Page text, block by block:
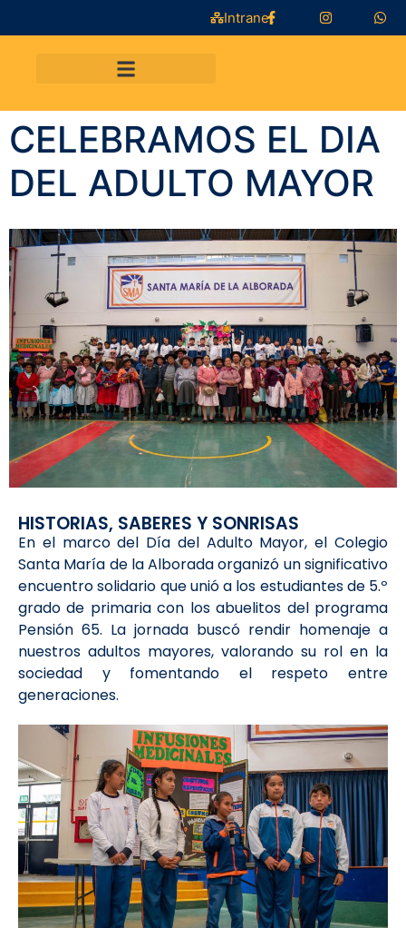
Intranet
CELEBRAMOS EL DIA
DEL ADULTO MAYOR
HISTORIAS, SABERES Y SONRISAS
En el marco del Día del Adulto Mayor, el Colegio
Santa María de la Alborada organizó un significativo
encuentro solidario que unió a los estudiantes de 5.º
grado de primaria con los abuelitos del programa
Pensión 65. La jornada buscó rendir homenaje a
nuestros adultos mayores, valorando su rol en la
sociedad y fomentando el respeto entre
generaciones.